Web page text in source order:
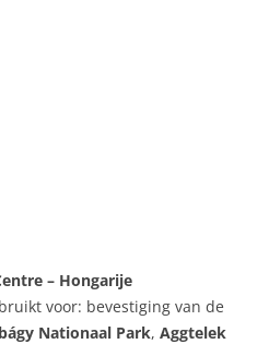
– Hongarije
voor: bevestiging van de
Nationaal Park, Aggtelek